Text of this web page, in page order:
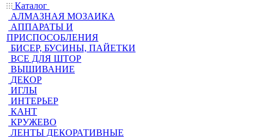
Каталог
АЛМАЗНАЯ МОЗАИКА
АППАРАТЫ И
ПРИСПОСОБЛЕНИЯ
БИСЕР, БУСИНЫ, ПАЙЕТКИ
ВСЕ ДЛЯ ШТОР
ВЫШИВАНИЕ
ДЕКОР
ИГЛЫ
ИНТЕРЬЕР
КАНТ
КРУЖЕВО
ЛЕНТЫ ДЕКОРАТИВНЫЕ